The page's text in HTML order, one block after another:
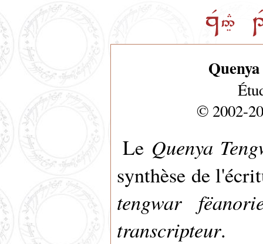
© 2002-
Le Quenya
synthèse de
tengwar
transcripteur.